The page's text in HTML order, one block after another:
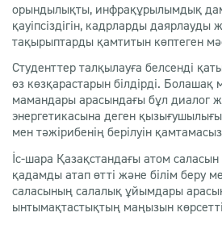
орындылықты, инфрақұрылымдық
қауіпсіздігін, кадрларды даярлауды
тақырыптарды қамтитын көптеген
Студенттер талқылауға белсенді
өз көзқарастарын білдірді.
мамандары арасындағы бұл диалог
энергетикасына деген
мен тәжірибенің берілуін
Іс-шара Қазақстандағы атом
қадамды атап өтті және білім беру
саласының салалық ұйымдары
ынтымақтастықтың маңызын